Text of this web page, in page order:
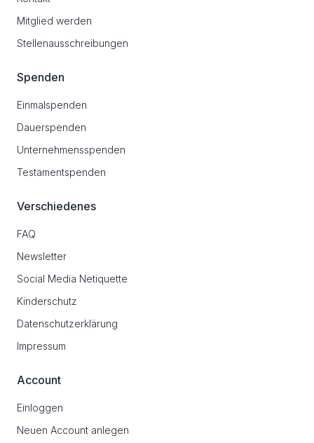
Mitglied werden
Stellenausschreibungen
Spenden
Einmalspenden
Dauerspenden
Unternehmensspenden
Testamentspenden
Verschiedenes
FAQ
Newsletter
Social Media Netiquette
Kinderschutz
Datenschutzerklärung
Impressum
Account
Einloggen
Neuen Account anlegen